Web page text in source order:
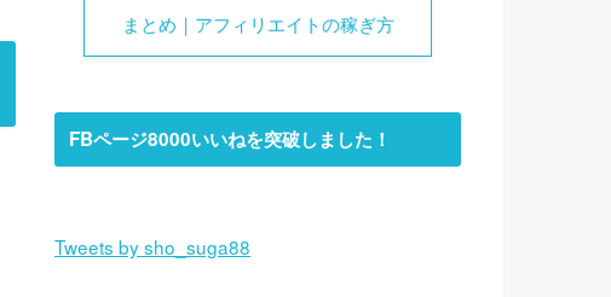
まとめ｜アフィリエイトの稼ぎ方
FBページ8000いいねを突破しました！
Tweets by sho_suga88